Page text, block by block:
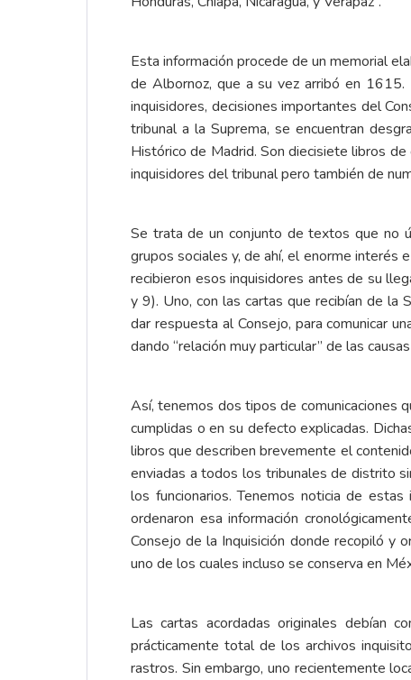
Esta información procede de un memorial
de Albornoz, que a su vez arribó en 1615.
inquisidores, decisiones importantes del
tribunal a la Suprema, se encuentran
Histórico de Madrid. Son diecisiete libros
inquisidores del tribunal pero también de
Se trata de un conjunto de textos que no
grupos sociales y, de ahí, el enorme interés
recibieron esos inquisidores antes de su
y 9). Uno, con las cartas que recibían de la
dar respuesta al Consejo, para comunicar
dando “relación muy particular” de las
Así, tenemos dos tipos de comunicaciones
cumplidas o en su defecto explicadas.
libros que describen brevemente el
enviadas a todos los tribunales de distrito
los funcionarios. Tenemos noticia de
ordenaron esa información
Consejo de la Inquisición donde recopiló y
uno de los cuales incluso se conserva en
Las cartas acordadas originales debían
prácticamente total de los archivos
rastros. Sin embargo, uno recientemente